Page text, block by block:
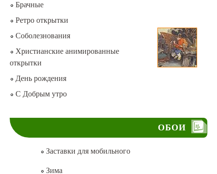
Брачные
Ретро открытки
Соболезнования
Христианские анимированные
открытки
День рождения
С Добрым утро
ОБОИ
Заставки для мобильного
Зима